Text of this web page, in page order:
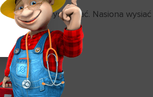
wymieszać. Nasiona wysiać